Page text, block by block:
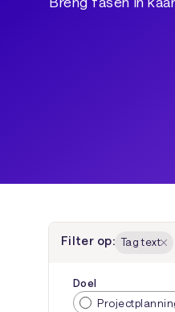
Filter op: Tag text
Doel